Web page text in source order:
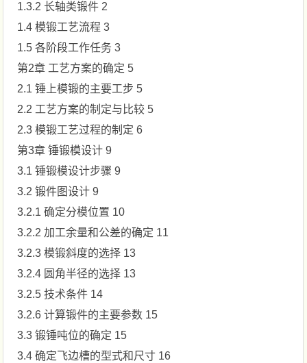
1.3.2 长轴类锻件 2
1.4 模锻工艺流程 3
1.5 各阶段工作任务 3
第2章 工艺方案的确定 5
2.1 锤上模锻的主要工步 5
2.2 工艺方案的制定与比较 5
2.3 模锻工艺过程的制定 6
第3章 锤锻模设计 9
3.1 锤锻模设计步骤 9
3.2 锻件图设计 9
3.2.1 确定分模位置 10
3.2.2 加工余量和公差的确定 11
3.2.3 模锻斜度的选择 13
3.2.4 圆角半径的选择 13
3.2.5 技术条件 14
3.2.6 计算锻件的主要参数 15
3.3 锻锤吨位的确定 15
3.4 确定飞边槽的型式和尺寸 16